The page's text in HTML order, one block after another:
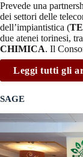
Prevede una
dei settori delle
dell’impiantistica (
due atenei torinesi,
CHIMICA. Il
Leggi tutti gli
SAGE